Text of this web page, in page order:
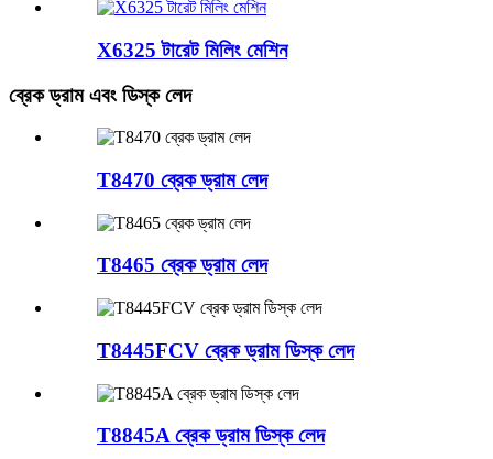
X6325 টারেট মিলিং মেশিন
ব্রেক ড্রাম এবং ডিস্ক লেদ
T8470 ব্রেক ড্রাম লেদ
T8465 ব্রেক ড্রাম লেদ
T8445FCV ব্রেক ড্রাম ডিস্ক লেদ
T8845A ব্রেক ড্রাম ডিস্ক লেদ